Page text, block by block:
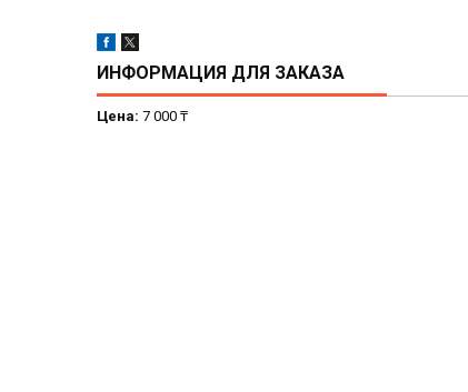
ИНФОРМАЦИЯ ДЛЯ ЗАКАЗА
Цена: 7 000 ₸